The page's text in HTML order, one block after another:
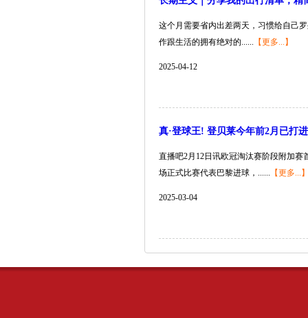
这个月需要省内出差两天，习惯给自己
作跟生活的拥有绝对的...... 【更多...】
2025-04-12
真·登球王! 登贝莱今年前2月已打
直播吧2月12日讯欧冠淘汰赛阶段附加
场正式比赛代表巴黎进球，...... 【更多...
2025-03-04